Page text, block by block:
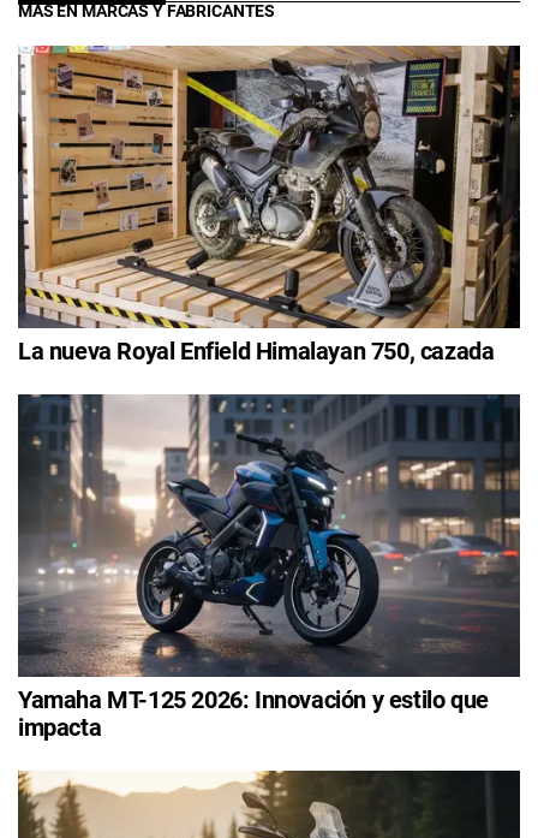
MÁS EN MARCAS Y FABRICANTES
La nueva Royal Enfield Himalayan 750, cazada
Yamaha MT-125 2026: Innovación y estilo que
impacta